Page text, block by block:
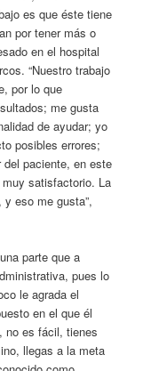
es que éste tiene
por tener más o
en el hospital
“Nuestro trabajo
por lo que
me gusta
de ayudar; yo
posibles errores;
paciente, en este
satisfactorio. La
eso me gusta”,
parte que a
pues lo
le agrada el
en el que él
no es fácil, tienes
llegas a la meta